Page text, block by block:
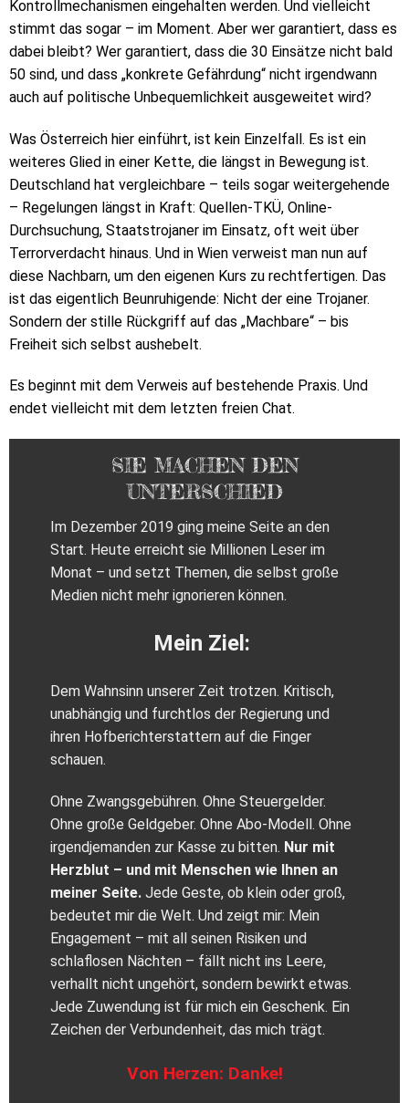
Kontrollmechanismen eingehalten werden. Und vielleicht
stimmt das sogar – im Moment. Aber wer garantiert, dass es
dabei bleibt? Wer garantiert, dass die 30 Einsätze nicht bald
50 sind, und dass „konkrete Gefährdung“ nicht irgendwann
auch auf politische Unbequemlichkeit ausgeweitet wird?
Was Österreich hier einführt, ist kein Einzelfall. Es ist ein
weiteres Glied in einer Kette, die längst in Bewegung ist.
Deutschland hat vergleichbare – teils sogar weitergehende
– Regelungen längst in Kraft: Quellen-TKÜ, Online-
Durchsuchung, Staatstrojaner im Einsatz, oft weit über
Terrorverdacht hinaus. Und in Wien verweist man nun auf
diese Nachbarn, um den eigenen Kurs zu rechtfertigen. Das
ist das eigentlich Beunruhigende: Nicht der eine Trojaner.
Sondern der stille Rückgriff auf das „Machbare“ – bis
Freiheit sich selbst aushebelt.
Es beginnt mit dem Verweis auf bestehende Praxis. Und
endet vielleicht mit dem letzten freien Chat.
SIE MACHEN DEN
UNTERSCHIED
Im Dezember 2019 ging meine Seite an den
Start. Heute erreicht sie Millionen Leser im
Monat – und setzt Themen, die selbst große
Medien nicht mehr ignorieren können.
Mein Ziel:
Dem Wahnsinn unserer Zeit trotzen. Kritisch,
unabhängig und furchtlos der Regierung und
ihren Hofberichterstattern auf die Finger
schauen.
Ohne Zwangsgebühren. Ohne Steuergelder.
Ohne große Geldgeber. Ohne Abo-Modell. Ohne
irgendjemanden zur Kasse zu bitten. Nur mit
Herzblut – und mit Menschen wie Ihnen an
meiner Seite. Jede Geste, ob klein oder groß,
bedeutet mir die Welt. Und zeigt mir: Mein
Engagement – mit all seinen Risiken und
schlaflosen Nächten – fällt nicht ins Leere,
verhallt nicht ungehört, sondern bewirkt etwas.
Jede Zuwendung ist für mich ein Geschenk. Ein
Zeichen der Verbundenheit, das mich trägt.
Von Herzen: Danke!